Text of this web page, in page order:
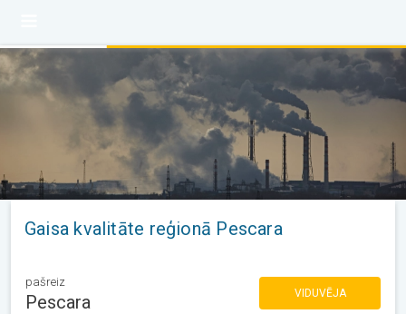
Gaisa kvalitāte reģionā Pescara
pašreiz
Pescara VIDUVĒJA